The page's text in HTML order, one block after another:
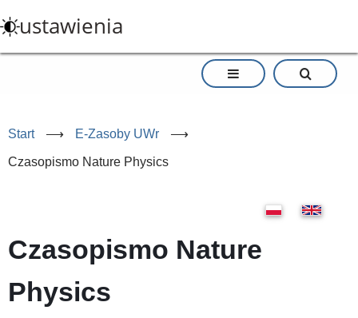
do
treści
ustawienia
Start ⟶ E-Zasoby UWr ⟶
Czasopismo Nature Physics
Czasopismo Nature
Physics